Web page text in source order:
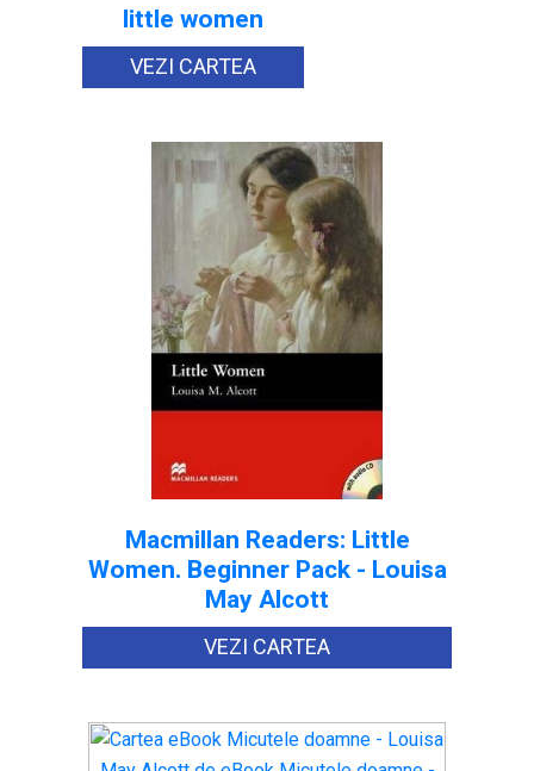
little women
VEZI CARTEA
Macmillan Readers: Little
Women. Beginner Pack - Louisa
May Alcott
VEZI CARTEA